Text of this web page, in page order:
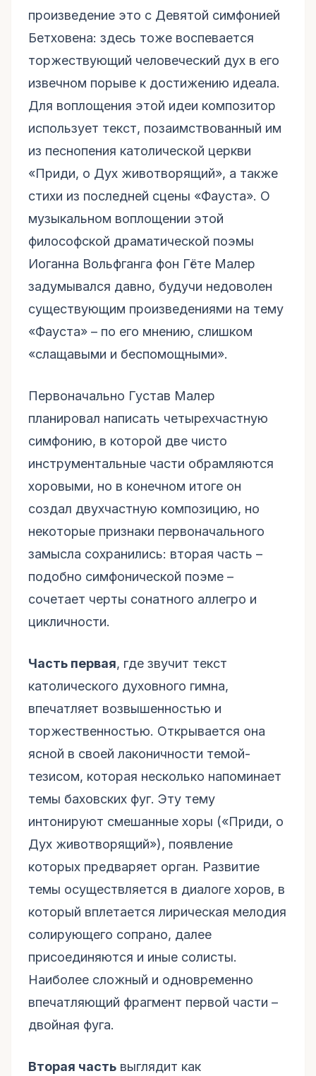
произведение это с Девятой симфонией
Бетховена: здесь тоже воспевается
торжествующий человеческий дух в его
извечном порыве к достижению идеала.
Для воплощения этой идеи композитор
использует текст, позаимствованный им
из песнопения католической церкви
«Приди, о Дух животворящий», а также
стихи из последней сцены «Фауста». О
музыкальном воплощении этой
философской драматической поэмы
Иоганна Вольфганга фон Гёте Малер
задумывался давно, будучи недоволен
существующим произведениями на тему
«Фауста» – по его мнению, слишком
«слащавыми и беспомощными».
Первоначально Густав Малер
планировал написать четырехчастную
симфонию, в которой две чисто
инструментальные части обрамляются
хоровыми, но в конечном итоге он
создал двухчастную композицию, но
некоторые признаки первоначального
замысла сохранились: вторая часть –
подобно симфонической поэме –
сочетает черты сонатного аллегро и
цикличности.
Часть первая, где звучит текст
католического духовного гимна,
впечатляет возвышенностью и
торжественностью. Открывается она
ясной в своей лаконичности темой-
тезисом, которая несколько напоминает
темы баховских фуг. Эту тему
интонируют смешанные хоры («Приди, о
Дух животворящий»), появление
которых предваряет орган. Развитие
темы осуществляется в диалоге хоров, в
который вплетается лирическая мелодия
солирующего сопрано, далее
присоединяются и иные солисты.
Наиболее сложный и одновременно
впечатляющий фрагмент первой части –
двойная фуга.
Вторая часть выглядит как